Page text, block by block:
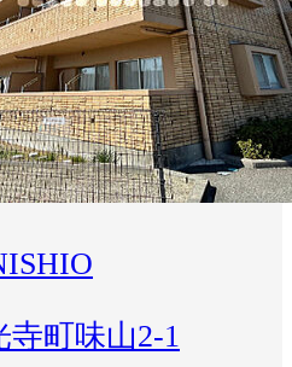
町味山2-1